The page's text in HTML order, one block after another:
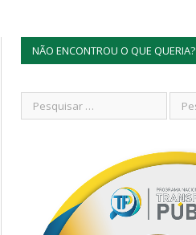
NÃO ENCONTROU O QUE QUERIA?